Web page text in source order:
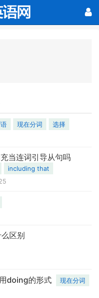
现在分词
选择
当连词引导从句吗
including that
区别
doing的形式
现在分词